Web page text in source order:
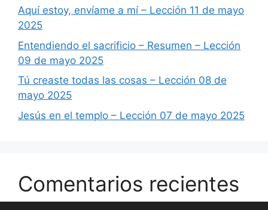
Aquí estoy, envíame a mí – Lección 11 de mayo
2025
Entendiendo el sacrificio – Resumen – Lección
09 de mayo 2025
Tú creaste todas las cosas – Lección 08 de
mayo 2025
Jesús en el templo – Lección 07 de mayo 2025
Comentarios recientes